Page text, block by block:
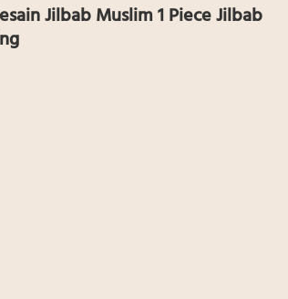
Jilbab Muslim 1 Piece Jilbab